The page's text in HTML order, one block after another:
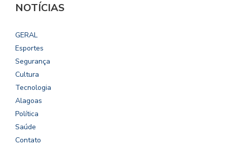
NOTÍCIAS
GERAL
Esportes
Segurança
Cultura
Tecnologia
Alagoas
Política
Saúde
Contato